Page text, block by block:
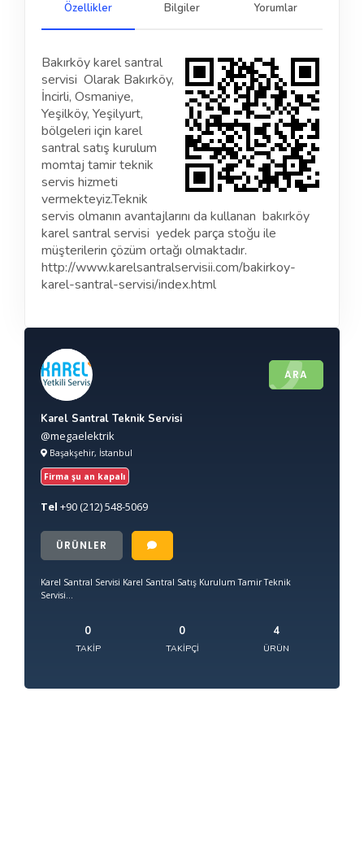
Özellikler
Bilgiler
Yorumlar
Bakırköy karel santral
servisi Olarak Bakırköy,
İncirli, Osmaniye,
Yeşilköy, Yeşilyurt,
bölgeleri için karel
santral satış kurulum
momtaj tamir teknik
servis hizmeti
vermekteyiz.Teknik
servis olmanın avantajlarını da kullanan bakırköy
karel santral servisi yedek parça stoğu ile
müşterilerin çözüm ortağı olmaktadır.
http://www.karelsantralservisii.com/bakirkoy-
karel-santral-servisi/index.html
ARA
Karel Santral Teknik Servisi
@megaelektrik
Başakşehir, İstanbul
Firma şu an kapalı
Tel +90(212) 548-5069
ÜRÜNLER
Karel Santral Servisi Karel Santral Satış Kurulum Tamir Teknik
Servisi...
0
TAKIP
0
TAKIPÇI
4
ÜRÜN